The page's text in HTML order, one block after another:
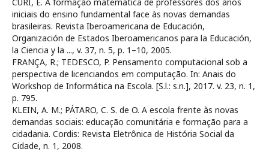
iniciais do ensino fundamental face às novas demandas
brasileiras. Revista Iberoamericana de Educación,
Organización de Estados Iberoamericanos para la Educación,
la Ciencia y la ..., v. 37, n. 5, p. 1–10, 2005.
FRANÇA, R.; TEDESCO, P. Pensamento computacional sob a
perspectiva de licenciandos em computação. In: Anais do
Workshop de Informática na Escola. [S.l.: s.n.], 2017. v. 23, n. 1,
p. 795.
KLEIN, A. M.; PÁTARO, C. S. de O. A escola frente às novas
demandas sociais: educação comunitária e formação para a
cidadania. Cordis: Revista Eletrônica de História Social da
Cidade, n. 1, 2008.